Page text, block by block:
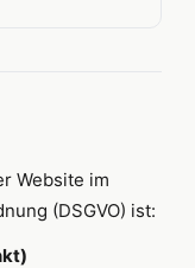
Website im
(DSGVO) ist: